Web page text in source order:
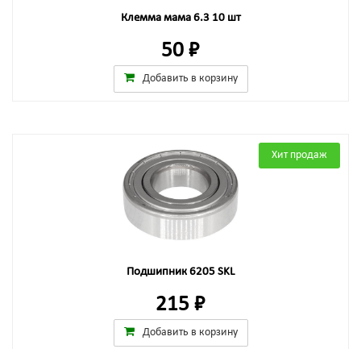
Клемма мама 6.3 10 шт
50 ₽
Добавить в корзину
Хит продаж
Подшипник 6205 SKL
215 ₽
Добавить в корзину